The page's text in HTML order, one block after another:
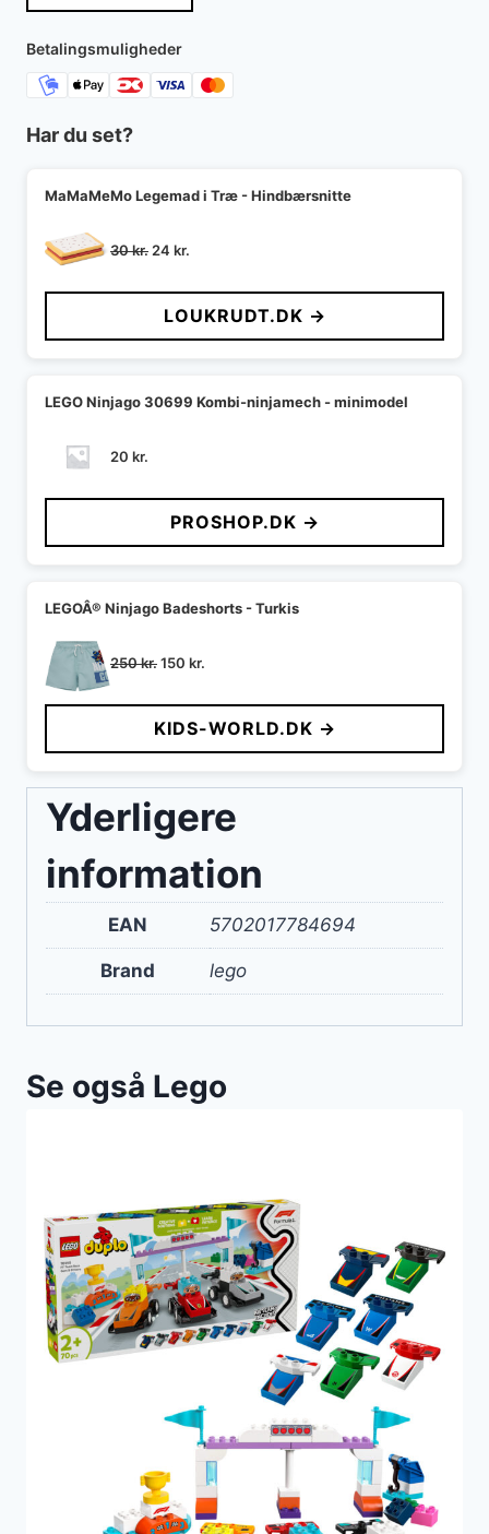
Betalingsmuligheder
Har du set?
MaMaMeMo Legemad i Træ - Hindbærsnitte
30kr. Den
pris
var:
30 kr..
24 kr.
pris
er:
24 kr..
LOUKRUDT.DK →
LEGO Ninjago 30699 Kombi-ninjamech - minimodel
20 kr.
PROSHOP.DK →
LEGOÂ® Ninjago Badeshorts - Turkis
250kr.Den
pris
var:
250 kr..
150 kr.
pris
er:
150 kr..
KIDS-WORLD.DK →
Yderligere
information
EAN 5702017784694
Brand lego
Se også Lego